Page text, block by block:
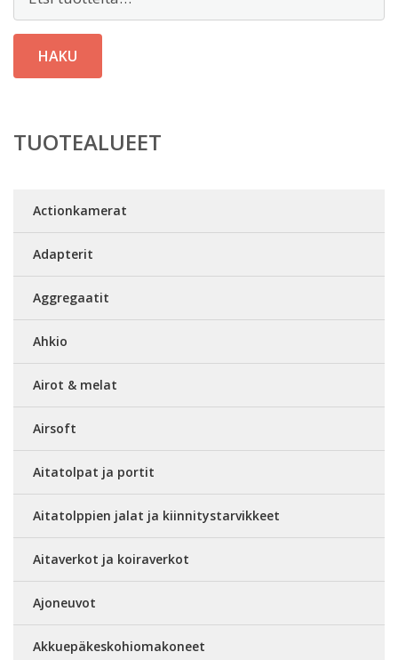
HAKU
TUOTEALUEET
Actionkamerat
Adapterit
Aggregaatit
Ahkio
Airot & melat
Airsoft
Aitatolpat ja portit
Aitatolppien jalat ja kiinnitystarvikkeet
Aitaverkot ja koiraverkot
Ajoneuvot
Akkuepäkeskohiomakoneet